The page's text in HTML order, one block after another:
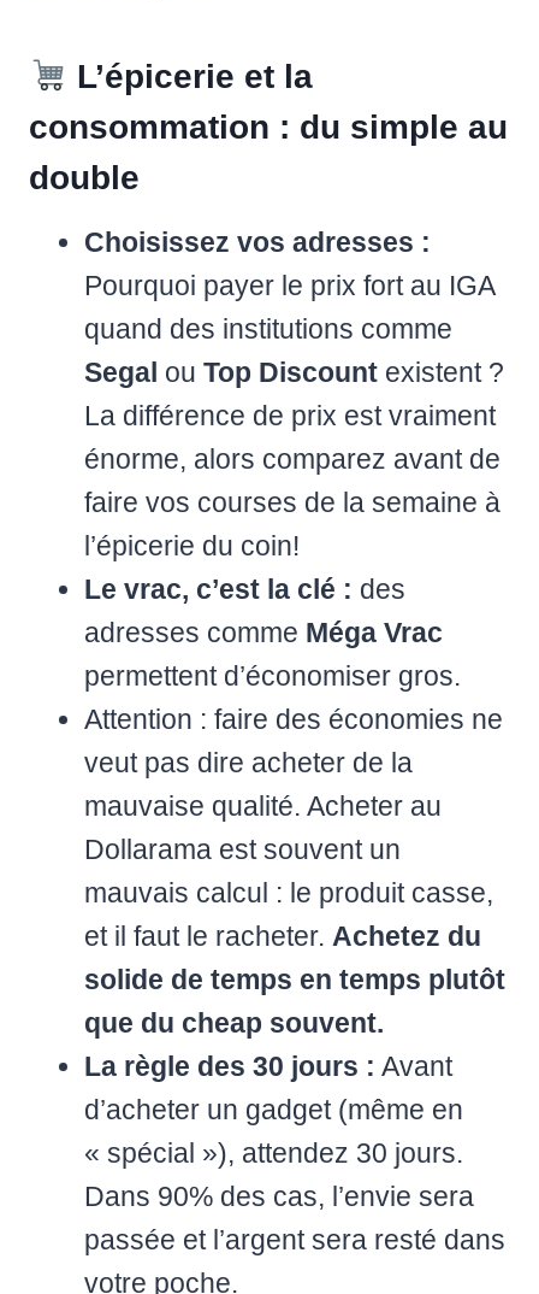
L’épicerie et la
consommation : du simple au
double
Choisissez vos adresses :
Pourquoi payer le prix fort au IGA
quand des institutions comme
Segal ou Top Discount existent ?
La différence de prix est vraiment
énorme, alors comparez avant de
faire vos courses de la semaine à
l’épicerie du coin!
Le vrac, c’est la clé : des
adresses comme Méga Vrac
permettent d’économiser gros.
Attention : faire des économies ne
veut pas dire acheter de la
mauvaise qualité. Acheter au
Dollarama est souvent un
mauvais calcul : le produit casse,
et il faut le racheter. Achetez du
solide de temps en temps plutôt
que du cheap souvent.
La règle des 30 jours : Avant
d’acheter un gadget (même en
« spécial »), attendez 30 jours.
Dans 90% des cas, l’envie sera
passée et l’argent sera resté dans
votre poche.